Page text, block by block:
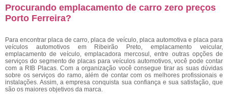
Procurando emplacamento de carro zero preços
Porto Ferreira?
Para encontrar placa de carro, placa de veículo, placa automotiva e placa para
veículos automotivos em Ribeirão Preto, emplacamento veicular,
emplacamento de veículo, emplacadora mercosul, entre outras opções de
serviços do segmento de placas para veículos automotivos, você pode contar
com a RIB Placas. Com a organização você consegue tirar as suas dúvidas
sobre os serviços do ramo, além de contar com os melhores profissionais e
instalações. Assim, a empresa conquista sua confiança e sua satisfação, que
são os maiores objetivos da marca.